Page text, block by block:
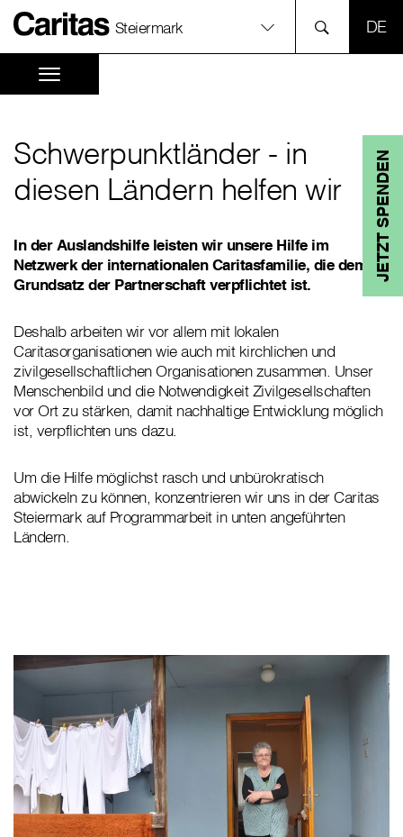
Steiermark
JETZT SPENDEN
Schwerpunktländer - in
diesen Ländern helfen wir
In der Auslandshilfe leisten wir unsere Hilfe im
Netzwerk der internationalen Caritasfamilie, die dem
Grundsatz der Partnerschaft verpflichtet ist.
Deshalb arbeiten wir vor allem mit lokalen
Caritasorganisationen wie auch mit kirchlichen und
zivilgesellschaftlichen Organisationen zusammen. Unser
Menschenbild und die Notwendigkeit Zivilgesellschaften
vor Ort zu stärken, damit nachhaltige Entwicklung möglich
ist, verpflichten uns dazu.
Um die Hilfe möglichst rasch und unbürokratisch
abwickeln zu können, konzentrieren wir uns in der Caritas
Steiermark auf Programmarbeit in unten angeführten
Ländern.